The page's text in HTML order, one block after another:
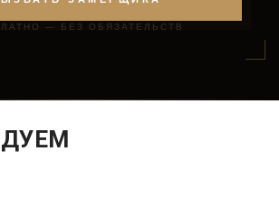
— БЕЗ ОБЯЗАТЕЛЬСТВ